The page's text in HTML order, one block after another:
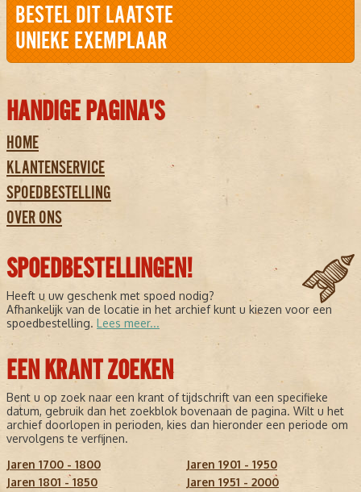
BESTEL DIT LAATSTE
UNIEKE EXEMPLAAR
HANDIGE PAGINA'S
HOME
KLANTENSERVICE
SPOEDBESTELLING
OVER ONS
SPOEDBESTELLINGEN!
Heeft u uw geschenk met spoed nodig?
Afhankelijk van de locatie in het archief kunt u kiezen voor een
spoedbestelling. Lees meer...
EEN KRANT ZOEKEN
Bent u op zoek naar een krant of tijdschrift van een specifieke
datum, gebruik dan het zoekblok bovenaan de pagina. Wilt u het
archief doorlopen in perioden, kies dan hieronder een periode om
vervolgens te verfijnen.
Jaren 1700 - 1800
Jaren 1801 - 1850
Jaren 1901 - 1950
Jaren 1951 - 2000